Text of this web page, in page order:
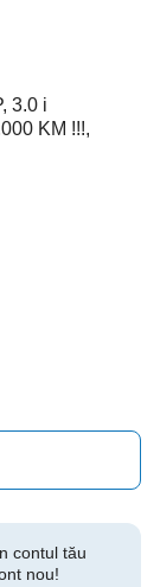
3.0 i
KM !!!,
contul tău
nou!